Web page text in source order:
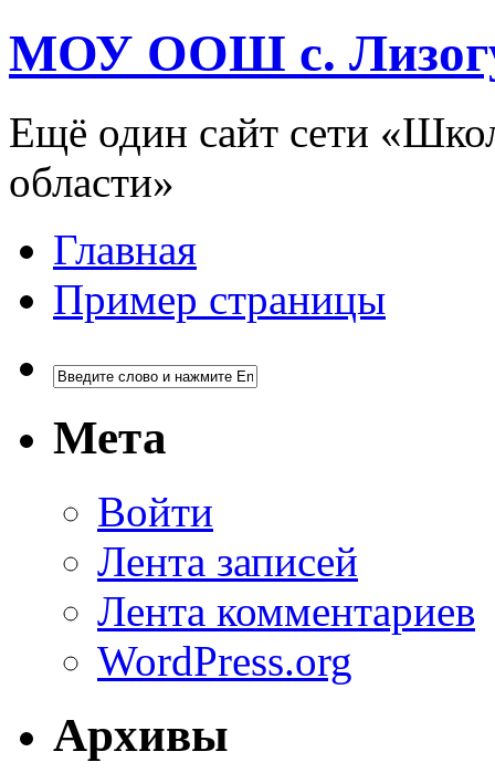
МОУ ООШ с.
Ещё один сайт сети
области»
Главная
Пример страницы
Мета
Войти
Лента записей
Лента комментариев
WordPress.org
Архивы